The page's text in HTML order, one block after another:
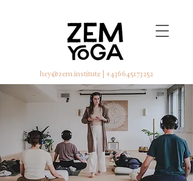
hey@zem.institute| +436645173252